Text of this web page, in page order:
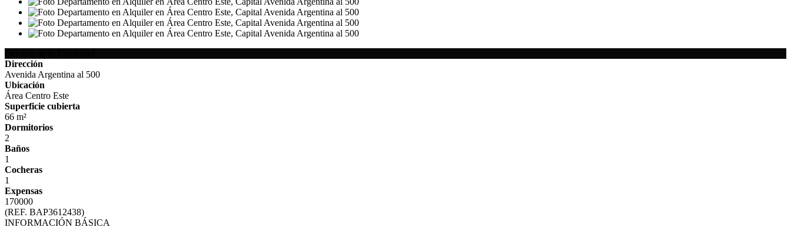
Dirección
Avenida Argentina al 500
Ubicación
Área Centro Este
Superficie cubierta
66 m²
Dormitorios
2
Baños
1
Cocheras
1
Expensas
170000
(REF. BAP3612438)
INFORMACIÓN BÁSICA